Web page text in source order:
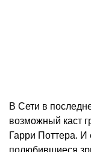
В Сети в
возможный каст
Гарри Поттера. И